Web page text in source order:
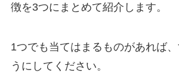
徴を3つにまとめて紹介します。
1つでも当てはまるものがあれば
うにしてください。